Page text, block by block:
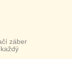
záber